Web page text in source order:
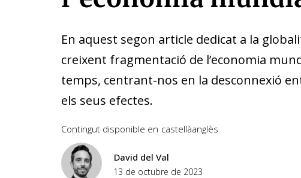
En aquest segon article dedicat a la
creixent fragmentació de l’economia
temps, centrant-nos en la desconnexió
els seus efectes.
Contingut disponible en castellàanglès
David del Val
13 de octubre de 2023